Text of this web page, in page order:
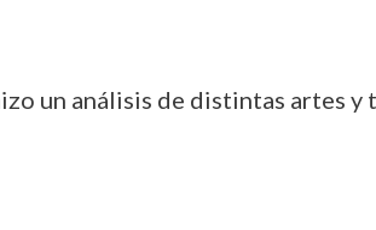
un análisis de distintas artes y